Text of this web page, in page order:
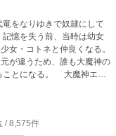
女・コトネと仲良くなる。
が違うため、誰も大魔神の
ことになる。 大魔神エル
/ 8,575件